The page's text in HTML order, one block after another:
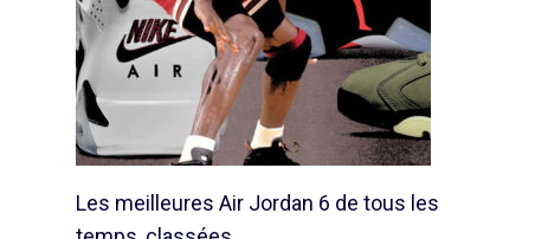
Les meilleures Air Jordan 6 de tous les